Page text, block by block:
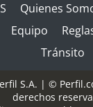
Quienes
Equipo
Tránsito
S.A. | ©
derechos